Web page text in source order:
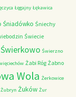
Łęgajny Łękawica
Śniadówko Śniechy
Świecie
Świerkowo Świerzno
Żabi Róg Żabno
Wola Żerkowice
Żubryn Żuków Żur